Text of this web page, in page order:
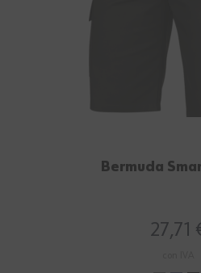
Bermuda
27,71